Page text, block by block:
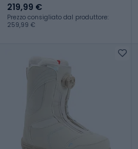
219,99 €
Prezzo consigliato dal produttore:
259,99 €